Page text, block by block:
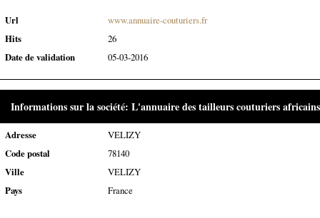
Url
www.annuaire-couturiers.fr
Hits
26
Date de validation
05-03-2016
Informations sur la société: L'annuaire des tailleurs couturiers africains
Adresse
VELIZY
Code postal
78140
Ville
VELIZY
Pays
France